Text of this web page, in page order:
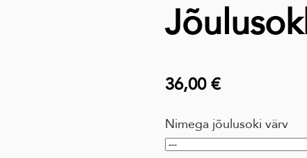
36,00 €
Nimega jõulusoki värv